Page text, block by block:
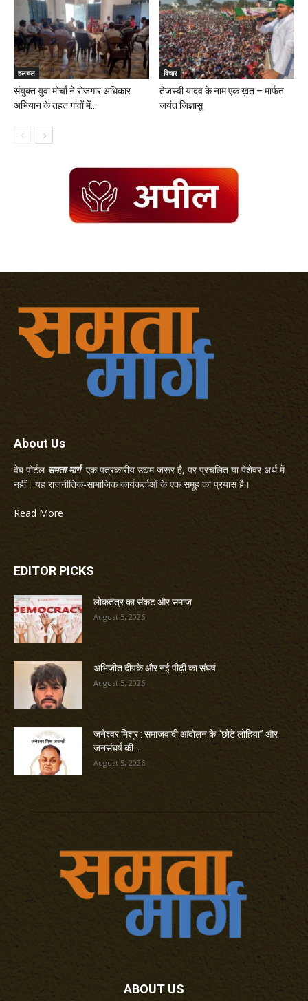
हलचल
संयुक्त युवा मोर्चा ने रोजगार अधिकार
अभियान के तहत गांवों में...
विचार
तेजस्वी यादव के नाम एक ख़त – मार्फत
जयंत जिज्ञासु
About Us
वेब पोर्टल समता मार्गएक पत्रकारीय उद्यम जरूर है, पर प्रचलित या पेशेवर अर्थ में
नहीं। यह राजनीतिक-सामाजिक कार्यकर्ताओं के एक समूह का प्रयास है।
Read More
EDITOR PICKS
लोकतंत्र का संकट और समाज
August 5, 2026
अभिजीत दीपके और नई पीढ़ी का संघर्ष
August 5, 2026
जनेश्वर मिश्र : समाजवादी आंदोलन के “छोटे लोहिया” और
जनसंघर्ष की...
August 5, 2026
ABOUT US